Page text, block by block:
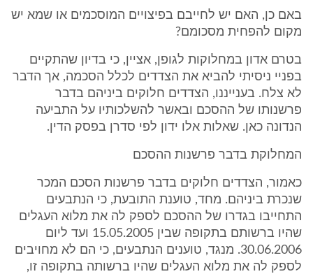
באם כן, האם יש לחייבם בפיצויים המוסכמים או שמא יש
מקום להפחית מסכומם?
בטרם אדון במחלוקות לגופן, אציין, כי בדיון שהתקיים
בפניי ניסיתי להביא את הצדדים לכלל הסכמה, אך הדבר
לא צלח. בענייננו, הצדדים חלוקים ביניהם בדבר
פרשנותו של ההסכם ובאשר להשלכותיו על התביעה
הנדונה כאן. שאלות אלו ידון לפי סדרן בפסק הדין.
המחלוקת בדבר פרשנות ההסכם
כאמור, הצדדים חלוקים בדבר פרשנות הסכם המכר
שנכרת ביניהם. מחד, טוענת התובעת, כי הנתבעים
התחייבו בגדרו של ההסכם לספק לה את מלוא העגלים
שהיו ברשותם בתקופה שבין 15.05.2005 ועד ליום
30.06.2006. מנגד, טוענים הנתבעים, כי הם לא מחויבים
לספק לה את מלוא העגלים שהיו ברשותה בתקופה זו,